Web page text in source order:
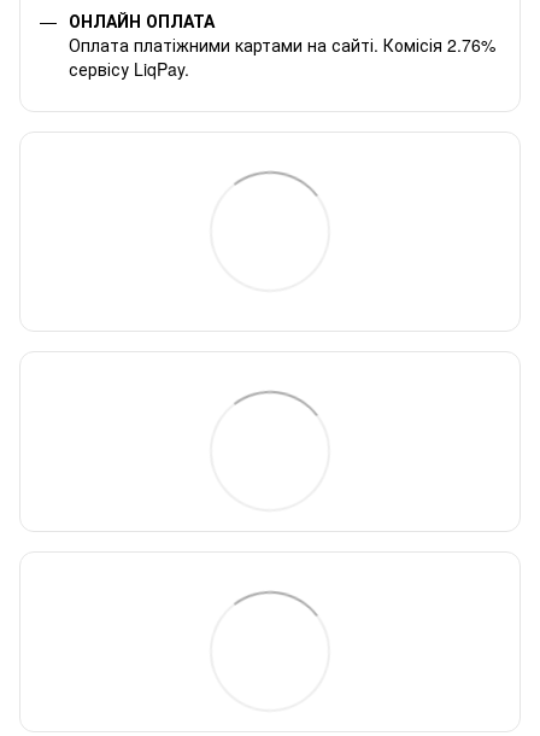
ОНЛАЙН ОПЛАТА
Оплата платіжними картами на сайті. Комісія 2.76%
сервісу LiqPay.